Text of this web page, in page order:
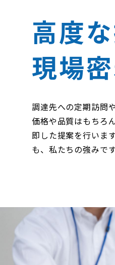
高度
現場
調達先への定期訪問
価格や品質はもちろ
即した提案を行いま
も、私たちの強みです